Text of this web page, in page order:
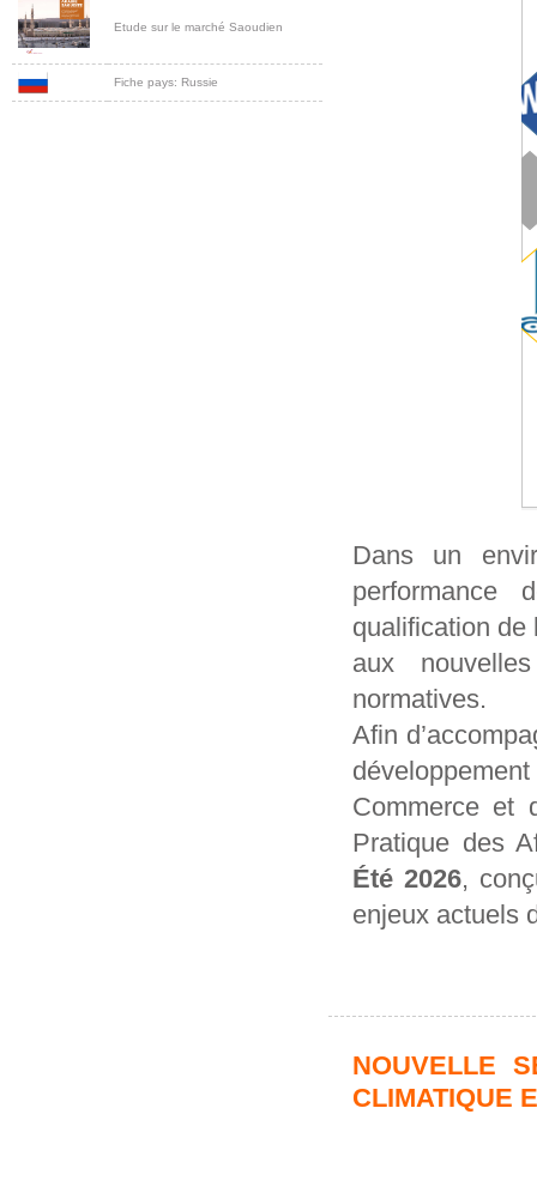
Etude sur le marché Saoudien
Fiche pays: Russie
Dans un
qualification de
aux
normatives.
Afin
Commerce et
Pratique des
Été 2026,
enjeux actuels
NOUVELLE
CLIMATIQUE